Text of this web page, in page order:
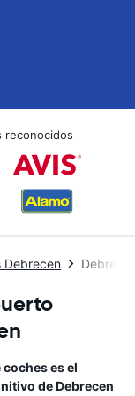
reconocidos
Debrecen
cocheses el
deDebrecen